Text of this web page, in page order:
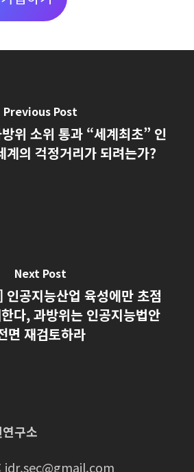
Previous Post
위 소위 통과 “세계최초” 인
계의 걱정거리가 되려는가?
Next Post
인공지능산업 육성에만 초점
다, 과방위는 인공지능법안
면 재검토하라
구소
idr.sec@gmail.com